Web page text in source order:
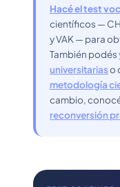
Hacé el test
científicos —
y VAK — para
También podés
universitariaso
metodología
cambio,
reconversión